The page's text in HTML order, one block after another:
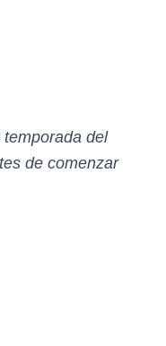
del
de comenzar